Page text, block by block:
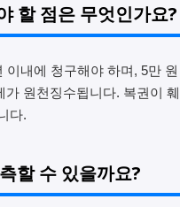
할 점은 무엇인가요?
내에 청구해야 하며, 5만 원
원천징수됩니다. 복권이 훼
다.
할 수 있을까요?